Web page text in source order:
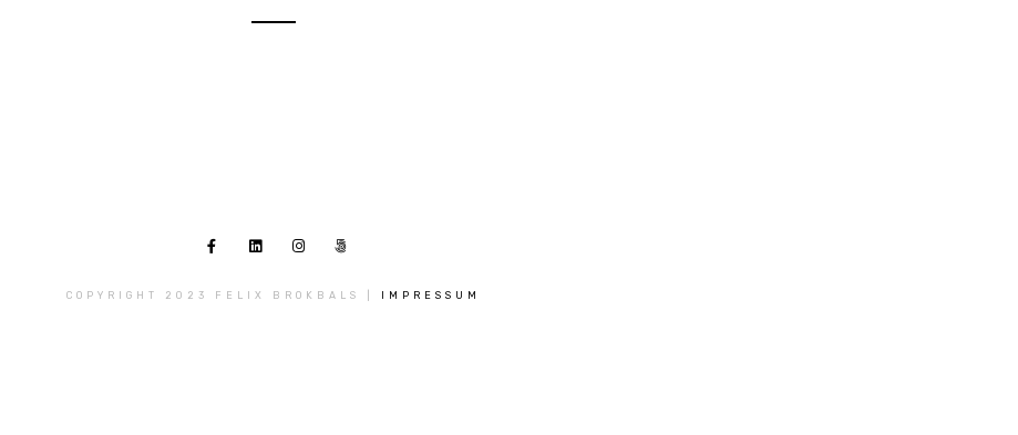
COPYRIGHT 2023 FELIX BROKBALS | IMPRESSUM